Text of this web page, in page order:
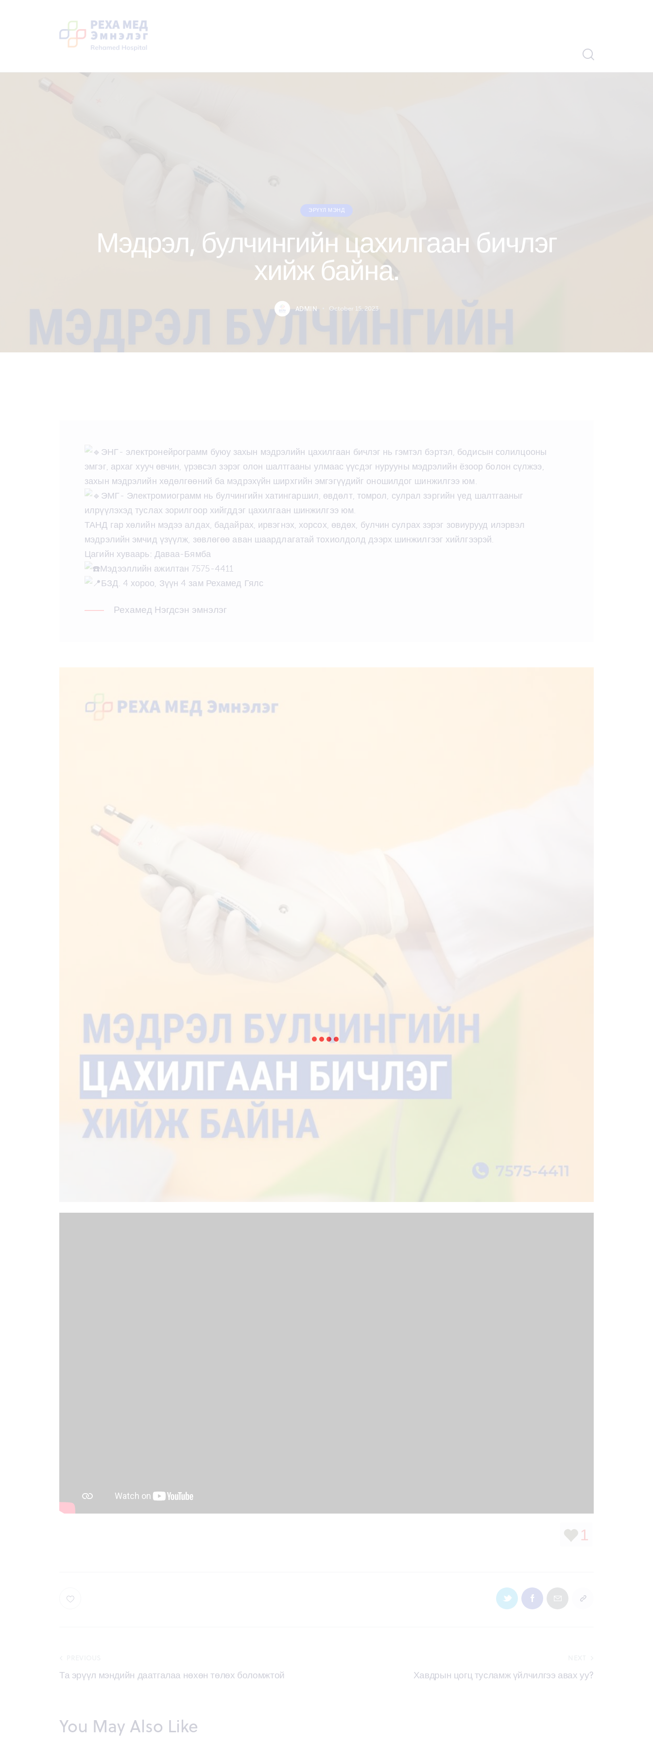
ЭРҮҮЛ МЭНД
Мэдрэл, булчингийн цахилгаан бичлэг
хийж байна.
ADMIN October 15, 2023
ЭНГ- электронейрограмм буюу захын мэдрэлийн цахилгаан бичлэг нь гэмтэл бэртэл, бодисын солилцооны
эмгэг, архаг хууч өвчин, үрэвсэл зэрэг олон шалтгааны улмаас үүсдэг нурууны мэдрэлийн ёзоор болон сүлжээ,
захын мэдрэлийн хөдөлгөөний ба мэдрэхүйн ширхгийн эмгэгүүдийг оношилдог шинжилгээ юм.
ЭМГ- Электромиограмм нь булчингийн хатингаршил, өвдөлт, томрол, сулрал зэргийн үед шалтгааныг
илрүүлэхэд туслах зорилгоор хийгддэг цахилгаан шинжилгээ юм.
ТАНД гар хөлийн мэдээ алдах, бадайрах, ирвэгнэх, хорсох, өвдөх, булчин сулрах зэрэг зовиурууд илэрвэл
мэдрэлийн эмчид үзүүлж, зөвлөгөө аван шаардлагатай тохиолдолд дээрх шинжилгээг хийлгээрэй.
Цагийн хуваарь: Даваа-Бямба
Мэдээллийн ажилтан 7575-4411
БЗД. 4 хороо, Зүүн 4 зам Рехамед Гялс
Рехамед Нэгдсэн эмнэлэг
1
Post
navigation
Та эрүүл мэндийн даатгалаа нөхөн төлөх боломжтой Хавдрын цогц тусламж үйлчилгээ авах уу?
You May Also Like